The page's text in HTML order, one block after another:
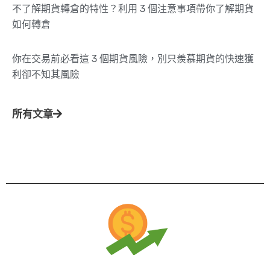
不了解期貨轉倉的特性？利用 3 個注意事項帶你了解期貨
如何轉倉
你在交易前必看這 3 個期貨風險，別只羨慕期貨的快速獲
利卻不知其風險
所有文章